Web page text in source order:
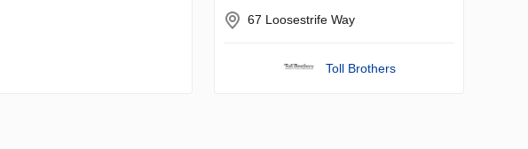
67 Loosestrife Way
Toll Brothers